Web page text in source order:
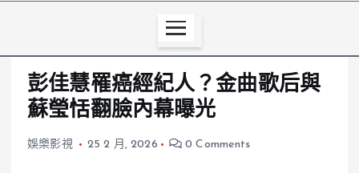
彭佳慧罹癌經紀人？金曲歌后與
蘇瑩恬翻臉內幕曝光
娛樂影視 25 2 月, 2026 0 Comments